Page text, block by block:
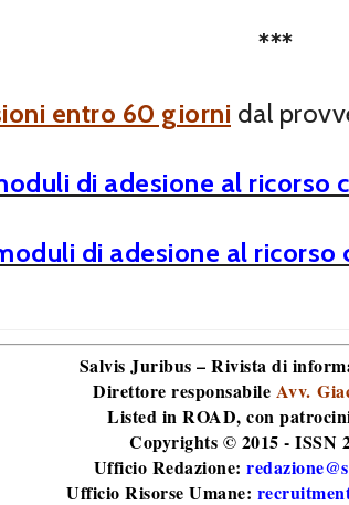
***
entro 60 giorni dal
di adesione al ricorso
di adesione al ricorso
Salvis Juribus – Rivista di
Direttore responsabile Avv.
Listed in ROAD, con
Copyrights © 2015 - ISSN
Ufficio Redazione:
Ufficio Risorse Umane: